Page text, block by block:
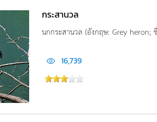
กระสานวล
นกกระสานวล (อังกฤษ: Grey heron;
16,739